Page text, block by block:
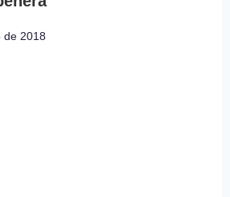
de 2018